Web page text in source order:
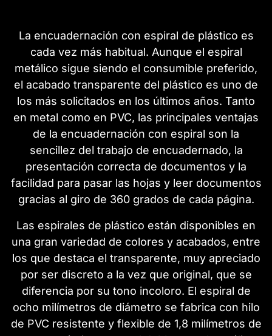
La encuadernación con espiral de plástico es
cada vez más habitual. Aunque el espiral
metálico sigue siendo el consumible preferido,
el acabado transparente del plástico es uno de
los más solicitados en los últimos años. Tanto
en metal como en PVC, las principales ventajas
de la encuadernación con espiral son la
sencillez del trabajo de encuadernado, la
presentación correcta de documentos y la
facilidad para pasar las hojas y leer documentos
gracias al giro de 360 grados de cada página.
Las espirales de plástico están disponibles en
una gran variedad de colores y acabados, entre
los que destaca el transparente, muy apreciado
por ser discreto a la vez que original, que se
diferencia por su tono incoloro. El espiral de
ocho milímetros de diámetro se fabrica con hilo
de PVC resistente y flexible de 1,8 milímetros de